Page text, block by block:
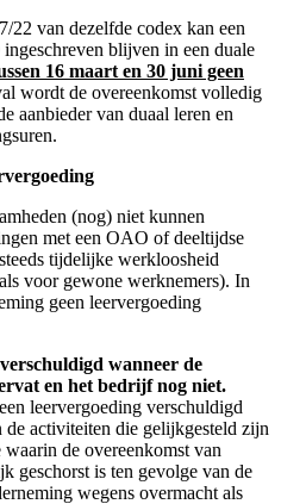
van dezelfde codex kan een
blijven in een duale
16 maart en 30 juni geen
wordt de overeenkomst volledig
aanbieder van duaal leren en
(nog) niet kunnen
met een OAO of deeltijdse
tijdelijke werkloosheid
voor gewone werknemers). In
geen leervergoeding
wanneer de
en het bedrijf nog niet.
leervergoeding verschuldigd
de activiteiten die gelijkgesteld zijn
waarin de overeenkomst van
geschorst is ten gevolge van de
wegens overmacht als